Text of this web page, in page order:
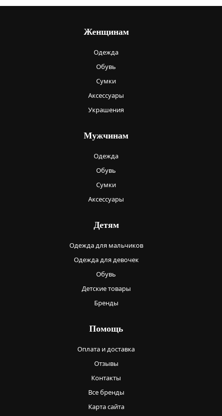
Женщинам
Одежда
Обувь
Сумки
Аксессуары
Украшения
Мужчинам
Одежда
Обувь
Сумки
Аксессуары
Детям
Одежда для мальчиков
Одежда для девочек
Обувь
Детские товары
Бренды
Помощь
Оплата и доставка
Отзывы
Контакты
Все бренды
Карта сайта